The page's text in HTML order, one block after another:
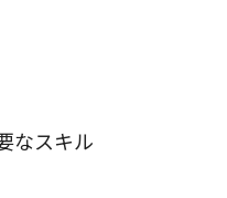
なスキル